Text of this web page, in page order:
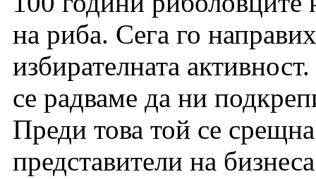
на риба. Сега го
избирателната
се радваме да ни
Преди това той се
представители на